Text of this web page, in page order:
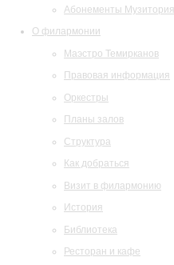
Абонементы Музитория
О филармонии
Маэстро Темирканов
Правовая информация
Оркестры
Планы залов
Структура
Как добраться
Визит в филармонию
История
Библиотека
Ресторан и кафе